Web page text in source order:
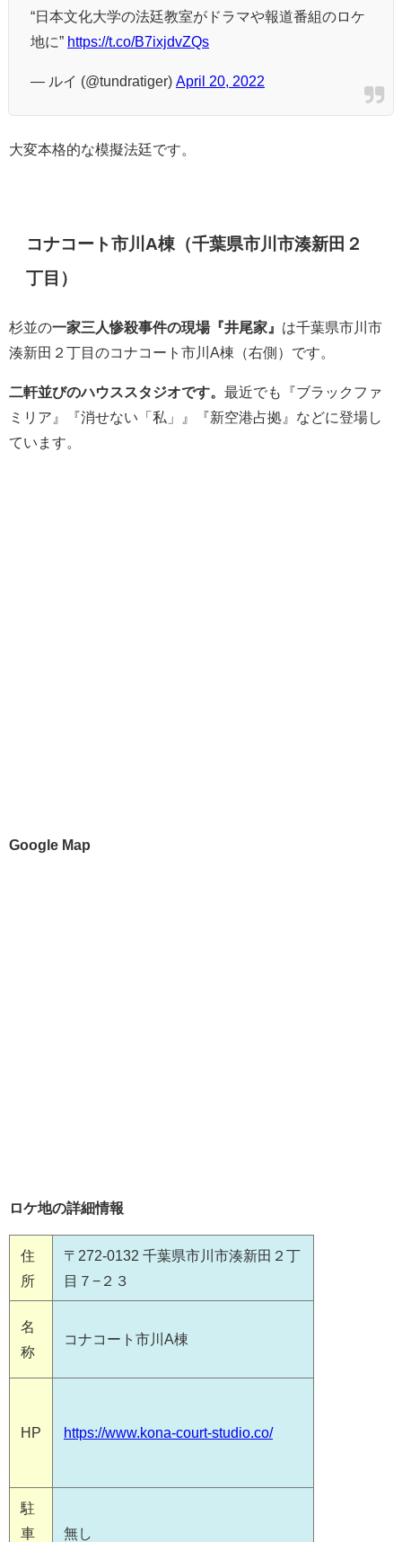
“日本文化大学の法廷教室がドラマや報道番組のロケ
地に” https://t.co/B7ixjdvZQs
— ルイ (@tundratiger) April 20, 2022
大変本格的な模擬法廷です。
コナコート市川A棟（千葉県市川市湊新田２
丁目）
杉並の一家三人惨殺事件の現場『井尾家』 は千葉県市川市
湊新田２丁目のコナコート市川A棟（右側）です。
二軒並びのハウススタジオです。 最近でも『ブラックファ
ミリア』『消せない「私」』『新空港占拠』などに登場し
ています。
Google Map
ロケ地の詳細情報
住
所
〒272-0132 千葉県市川市湊新田２丁
目７−２３
名
称
コナコート市川A棟
HP https://www.kona-court-studio.co/
駐
車
無し